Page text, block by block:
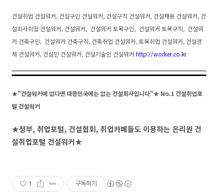
건설취업 건설워커, 건설구인 건설워커, 건설구직 건설워커, 건설채용 건설워커, 건
설회사취업 건설워커, 건설워커, 건설워커 토목구인, 건설워커 토목구직, 건설워
커 건축구인, 건설워커 건축구직, 건축취업 건설워커, 토목취업 건설워커, 건설경
제 건설워커, 건설인 건설워커, 건설기술인 건설워커 http://worker.co.kr
★"건설워커에 없다면 대한민국에는 없는 건설회사입니다"★ No.1 건설취업포
털 건설워커
★정부, 취업포털, 건설협회, 취업카페들도 이용하는 온리원 건
설취업포털 건설워커★
1 구독하기